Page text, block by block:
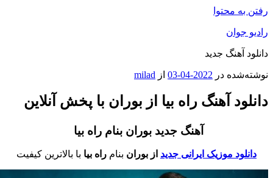
به محتوا
جوان
آهنگ جدید
در 2022-04-03 ازmilad
آهنگ راه بیا از بوران با پخش آنلاین
آهنگ جدید بوران بنام راه بیا
دانلود موزیک ایرانی جدیداز بورانبنامراه بیابا بالاترین کیفیت